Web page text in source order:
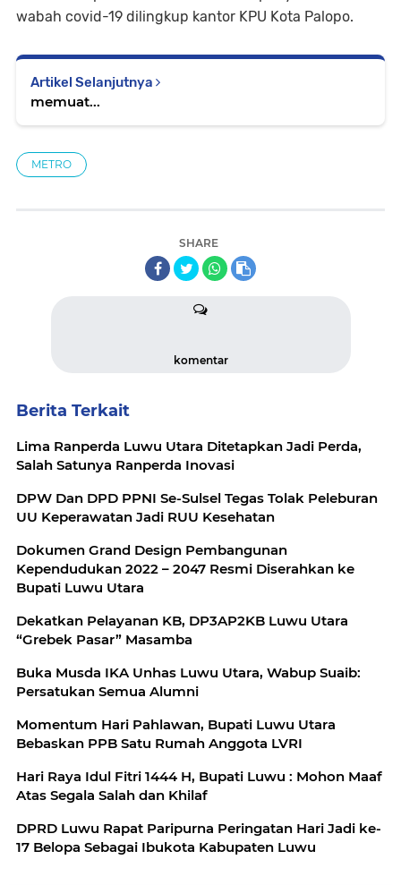
wabah covid-19 dilingkup kantor KPU Kota Palopo.
Artikel Selanjutnya
memuat...
METRO
SHARE
komentar
Berita Terkait
Lima Ranperda Luwu Utara Ditetapkan Jadi Perda,
Salah Satunya Ranperda Inovasi
DPW Dan DPD PPNI Se-Sulsel Tegas Tolak Peleburan
UU Keperawatan Jadi RUU Kesehatan
Dokumen Grand Design Pembangunan
Kependudukan 2022 – 2047 Resmi Diserahkan ke
Bupati Luwu Utara
Dekatkan Pelayanan KB, DP3AP2KB Luwu Utara
“Grebek Pasar” Masamba
Buka Musda IKA Unhas Luwu Utara, Wabup Suaib:
Persatukan Semua Alumni
Momentum Hari Pahlawan, Bupati Luwu Utara
Bebaskan PPB Satu Rumah Anggota LVRI
Hari Raya Idul Fitri 1444 H, Bupati Luwu : Mohon Maaf
Atas Segala Salah dan Khilaf
DPRD Luwu Rapat Paripurna Peringatan Hari Jadi ke-
17 Belopa Sebagai Ibukota Kabupaten Luwu